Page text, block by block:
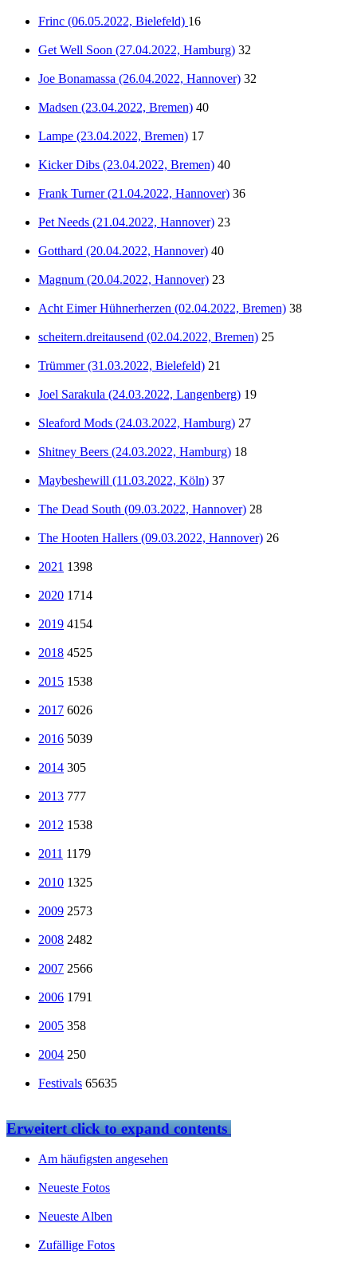
Frinc (06.05.2022, Bielefeld) 16
Get Well Soon (27.04.2022, Hamburg) 32
Joe Bonamassa (26.04.2022, Hannover) 32
Madsen (23.04.2022, Bremen) 40
Lampe (23.04.2022, Bremen) 17
Kicker Dibs (23.04.2022, Bremen) 40
Frank Turner (21.04.2022, Hannover) 36
Pet Needs (21.04.2022, Hannover) 23
Gotthard (20.04.2022, Hannover) 40
Magnum (20.04.2022, Hannover) 23
Acht Eimer Hühnerherzen (02.04.2022, Bremen) 38
scheitern.dreitausend (02.04.2022, Bremen) 25
Trümmer (31.03.2022, Bielefeld) 21
Joel Sarakula (24.03.2022, Langenberg) 19
Sleaford Mods (24.03.2022, Hamburg) 27
Shitney Beers (24.03.2022, Hamburg) 18
Maybeshewill (11.03.2022, Köln) 37
The Dead South (09.03.2022, Hannover) 28
The Hooten Hallers (09.03.2022, Hannover) 26
2021 1398
2020 1714
2019 4154
2018 4525
2015 1538
2017 6026
2016 5039
2014 305
2013 777
2012 1538
2011 1179
2010 1325
2009 2573
2008 2482
2007 2566
2006 1791
2005 358
2004 250
Festivals 65635
Erweitertclick to expand contents
Am häufigsten angesehen
Neueste Fotos
Neueste Alben
Zufällige Fotos